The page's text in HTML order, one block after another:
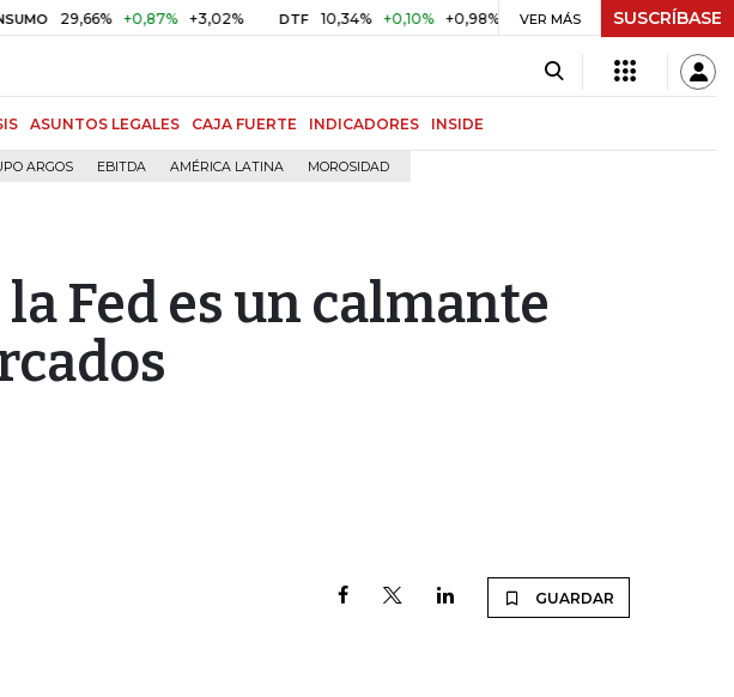
29,66% +0,87% +3,02% DTF 10,34% +0,10% +0,98% UVR $ 416,86 +$ 0,05 +0,01%
VER MÁS SUSCRÍBASE
ASUNTOS LEGALES CAJA FUERTE INDICADORES INSIDE
ARGOS EBITDA AMÉRICA LATINA MOROSIDAD
Fed es un calmante
GUARDAR